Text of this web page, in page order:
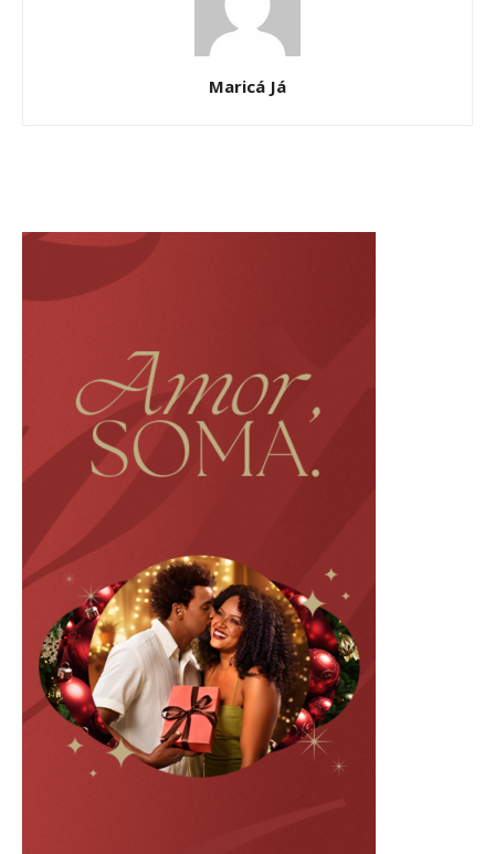
Maricá Já